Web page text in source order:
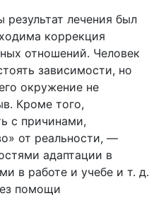
результат лечения был
коррекция
отношений. Человек
зависимости, но
окружение не
Кроме того,
с причинами,
от реальности, —
адаптации в
в работе и учебе и т. д.
помощи